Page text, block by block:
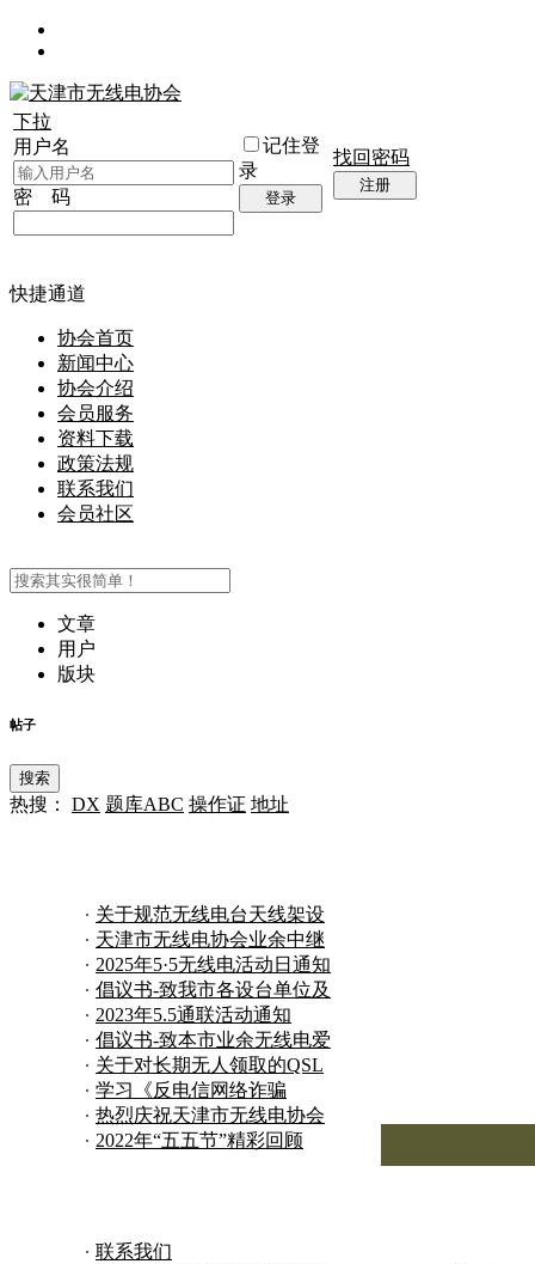
下拉
用户名
密 码
记住登
录
登录
找回密码
注册
快捷通道
协会首页
新闻中心
协会介绍
会员服务
资料下载
政策法规
联系我们
会员社区
文章
用户
版块
帖子
搜索
热搜： DX 题库ABC 操作证 地址
关于规范无线电台天线架设
的自查整改
天津市无线电协会业余中继
台设置使用
2025年5·5无线电活动日通知
倡议书-致我市各设台单位及
业余无线
2023年5.5通联活动通知
倡议书-致本市业余无线电爱
好者
关于对长期无人领取的QSL
卡片的处理公
学习《反电信网络诈骗
法》，坚决打击
热烈庆祝天津市无线电协会
BY3CQ集体台
2022年“五五节”精彩回顾
联系我们